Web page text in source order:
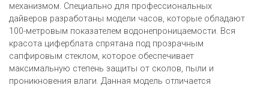
механизмом. Специально для профессиональных
дайверов разработаны модели часов, которые обладают
100-метровым показателем водонепроницаемости. Вся
красота циферблата спрятана под прозрачным
сапфировым стеклом, которое обеспечивает
максимальную степень защиты от сколов, пыли и
проникновения влаги. Данная модель отличается